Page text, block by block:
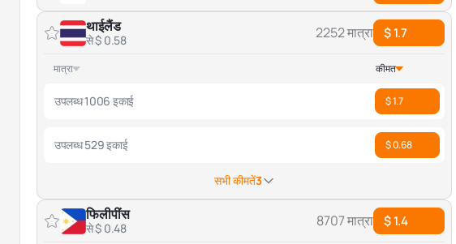
थाईलैंड
से $ 0.58 2252 मात्रा $ 1.7
मात्रा कीमत
उपलब्ध 1006 इकाई $ 1.7
उपलब्ध 529 इकाई $ 0.68
सभी कीमतें3
फिलीपींस
से $ 0.48 8707 मात्रा $ 1.4